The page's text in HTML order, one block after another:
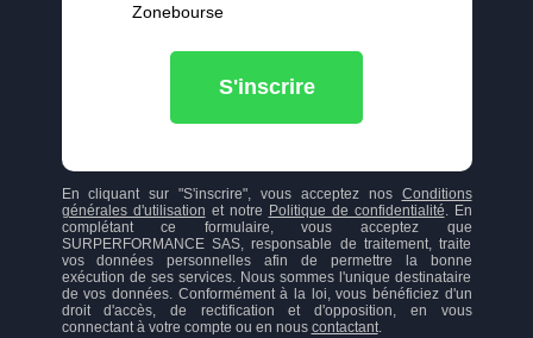
Zonebourse
S'inscrire
En cliquant sur "S'inscrire", vous acceptez nos Conditions
générales d'utilisation et notre Politique de confidentialité. En
complétant ce formulaire, vous acceptez que
SURPERFORMANCE SAS, responsable de traitement, traite
vos données personnelles afin de permettre la bonne
exécution de ses services. Nous sommes l'unique destinataire
de vos données. Conformément à la loi, vous bénéficiez d'un
droit d'accès, de rectification et d'opposition, en vous
connectant à votre compte ou en nous contactant.